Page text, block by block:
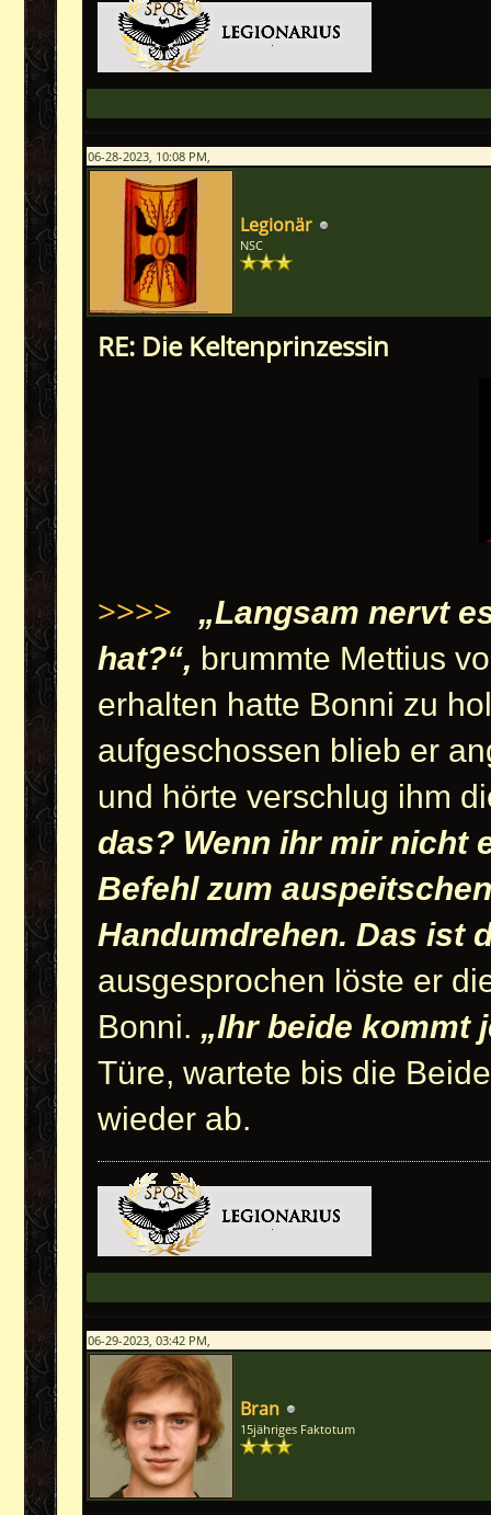
06-28-2023, 10:08 PM,
Legionär
NSC
RE: Die Keltenprinzessin
>>>> „Langsam nervt
hat?“, brummte Mettius
erhalten hatte Bonni zu
aufgeschossen blieb er
und hörte verschlug ihm
das? Wenn ihr mir nicht
Befehl zum
Handumdrehen. Das ist
ausgesprochen löste er
Bonni. „Ihr beide kommt
Türe, wartete bis die
wieder ab.
06-29-2023, 03:42 PM,
Bran
15jähriges Faktotum